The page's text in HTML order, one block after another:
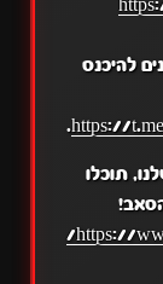
להיכנס
https://
.
תוכלו
https://